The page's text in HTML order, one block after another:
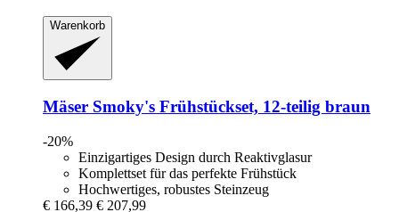
Warenkorb
Mäser Smoky's Frühstückset, 12-​teilig braun
-20%
Einzigartiges Design durch Reaktivglasur
Komplettset für das perfekte Frühstück
Hochwertiges, robustes Steinzeug
€ 166,39 € 207,99